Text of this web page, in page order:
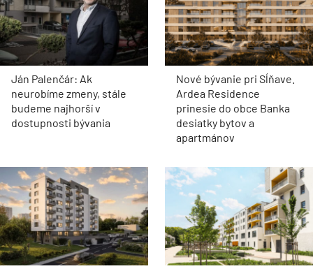
Ján Palenčár: Ak
neurobíme zmeny, stále
budeme najhorší v
dostupnosti bývania
Nové bývanie pri Sĺňave.
Ardea Residence
prinesie do obce Banka
desiatky bytov a
apartmánov